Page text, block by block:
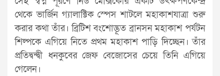
থেকে ভার্জিন গ্যালাক্টিক স্পেস শাটলে মহাকাশযাত্রা শুরু
করার কথা তাঁর। ব্রিটিশ বংশোদ্ভূত ব্রানসন মহাকাশ পর্যটন
শিল্পকে এগিয়ে নিতে প্রথম মহাকাশ পাড়ি দিচ্ছেন। তাঁর
প্রতিদ্বন্দ্বী ধনকুবের জেফ বেজোসের চেয়ে তিনি এগিয়ে
গেলেন।